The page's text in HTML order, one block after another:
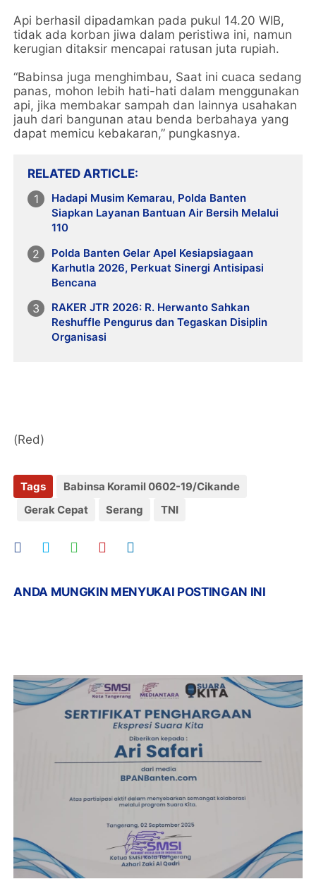
Api berhasil dipadamkan pada pukul 14.20 WIB,
tidak ada korban jiwa dalam peristiwa ini, namun
kerugian ditaksir mencapai ratusan juta rupiah.
“Babinsa juga menghimbau, Saat ini cuaca sedang
panas, mohon lebih hati-hati dalam menggunakan
api, jika membakar sampah dan lainnya usahakan
jauh dari bangunan atau benda berbahaya yang
dapat memicu kebakaran,” pungkasnya.
RELATED ARTICLE
Hadapi Musim Kemarau, Polda Banten
Siapkan Layanan Bantuan Air Bersih Melalui
110
Polda Banten Gelar Apel Kesiapsiagaan
Karhutla 2026, Perkuat Sinergi Antisipasi
Bencana
RAKER JTR 2026: R. Herwanto Sahkan
Reshuffle Pengurus dan Tegaskan Disiplin
Organisasi
(Red)
Tags
Babinsa Koramil 0602-19/Cikande
Gerak Cepat
Serang TNI
ANDA MUNGKIN MENYUKAI POSTINGAN INI